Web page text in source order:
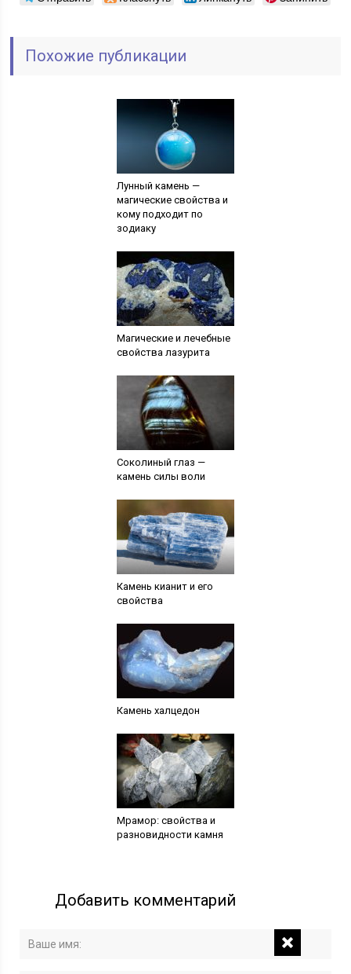
Похожие публикации
Лунный камень —
магические свойства и
кому подходит по
зодиаку
Магические и лечебные
свойства лазурита
Соколиный глаз —
камень силы воли
Камень кианит и его
свойства
Камень халцедон
Мрамор: свойства и
разновидности камня
Добавить комментарий